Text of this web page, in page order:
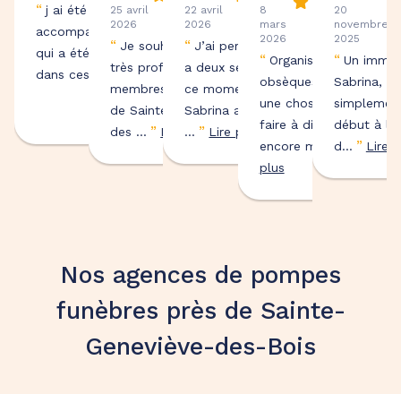
“ j ai été très bien
accompagnée grâce à Sabrina
qui a été d'une aide précieuse
dans ces mom... ” Lire plus
25 avril
2026
“ Je souhaite remercier
très profondément les
membres de Roc Eclerc
de Sainte Geneviève
des ... ” Lire plus
22 avril
2026
“ J’ai perdu ma mère il y
a deux semaines. Dans
ce moment difficile,
Sabrina a été présente
... ” Lire plus
8
mars
2026
“ Organiser des
obsèques n'est pas
une chose facile, le
faire à distance l'est
encore moins.... ” Lire
plus
20
novembre
2025
“ Un
Sabrina,
début à la
d... ” Lire
Nos agences de pompes
funèbres près de Sainte-
Geneviève-des-Bois